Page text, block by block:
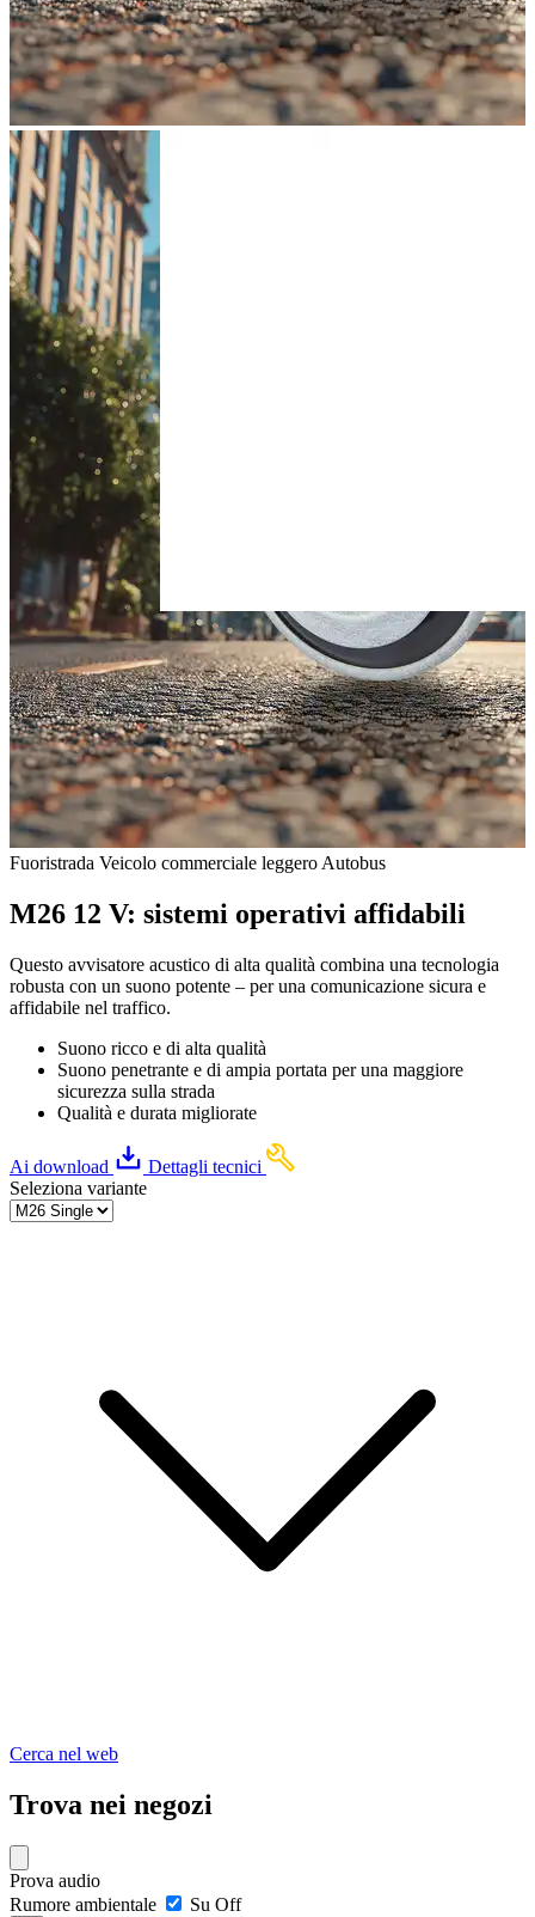
Fuoristrada Veicolo commerciale leggero Autobus
M26 12 V: sistemi operativi affidabili
Questo avvisatore acustico di alta qualità combina una tecnologia
robusta con un suono potente – per una comunicazione sicura e
affidabile nel traffico.
Suono ricco e di alta qualità
Suono penetrante e di ampia portata per una maggiore
sicurezza sulla strada
Qualità e durata migliorate
Ai download
Dettagli tecnici
Seleziona variante
Cerca nel web
Trova nei negozi
Prova audio
Rumore ambientale
Su Off